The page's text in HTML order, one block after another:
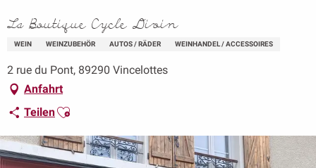
La Boutique Cycle Divin
WEIN WEINZUBEHÖR AUTOS / RÄDER WEINHANDEL / ACCESSOIRES
2 rue du Pont, 89290 Vincelottes
Anfahrt
TeilenAjouter aux favoris